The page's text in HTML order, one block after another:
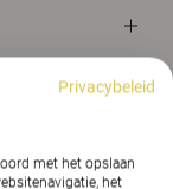
Privacybeleid
met het opslaan
het